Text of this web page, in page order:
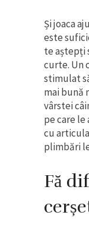
Și joaca
este
te aștepți
curte. Un
stimulat
mai bună
vârstei
pe care le
cu
plimbări
Fă